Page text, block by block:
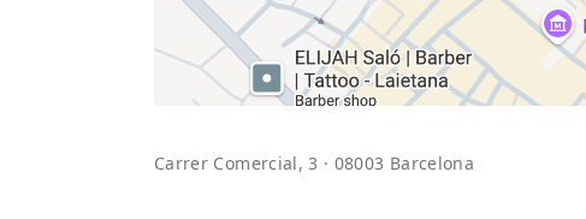
Carrer Comercial, 3 · 08003 Barcelona